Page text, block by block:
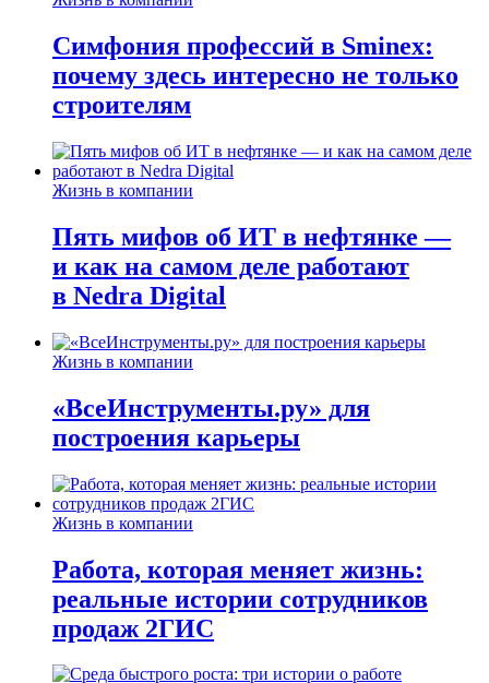
Симфония профессий в Sminex:
почему здесь интересно не только
строителям
Жизнь в компании
Пять мифов об ИТ в нефтянке —
и как на самом деле работают
в Nedra Digital
Жизнь в компании
«ВсеИнструменты.ру» для
построения карьеры
Жизнь в компании
Работа, которая меняет жизнь:
реальные истории сотрудников
продаж 2ГИС